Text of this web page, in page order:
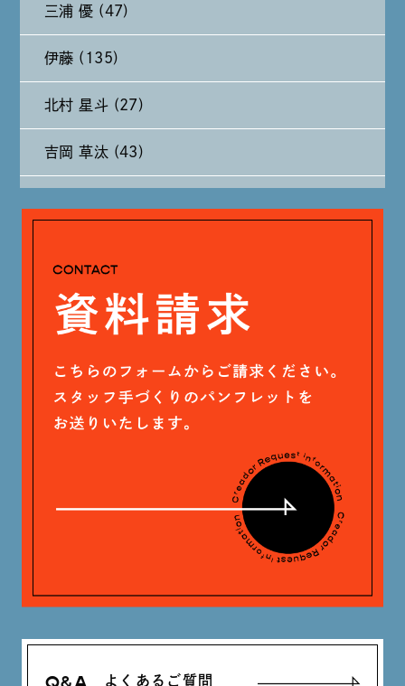
2024年9月 (11)
2024年8月 (11)
2024年7月 (11)
2024年6月 (12)
三浦 優 (47)
伊藤 (135)
北村 星斗 (27)
吉岡 草汰 (43)
戸田 好紀 (81)
木村 珠梨音 (101)
神定 龍杜 (13)
よくあるご質問